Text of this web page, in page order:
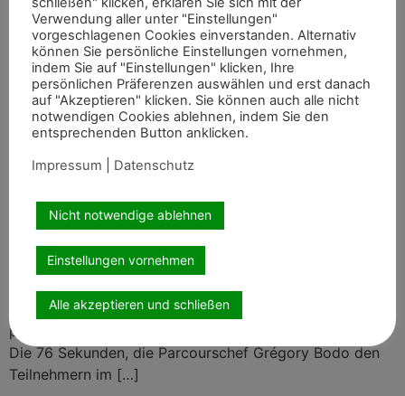
Die FEI hat die Liste der qualifizierten Nationen für die
League of Nations der Springreiter – vormals bekannt
als FEI-Nationenpreise – bekanntgegeben. Deutschland
ist dabei. Schweden ist raus, Brasilien drin. […]
Französisches Trio toppt
Spring-Weltcup in Lyon
Frankreichs Springreiter wussten den Heimvorteil bei
der Weltcup-Etappe in Lyon für sich zu nutzen. Einziger
platzierter Deutscher: Vorjahressieger Richard Vogel.
Die 76 Sekunden, die Parcourschef Grégory Bodo den
Teilnehmern im […]
Verwendung aller unter "Einstellungen"
vorgeschlagenen Cookies einverstanden. Alternativ
können Sie persönliche Einstellungen vornehmen,
indem Sie auf "Einstellungen" klicken, Ihre
persönlichen Präferenzen auswählen und erst danach
auf "Akzeptieren" klicken. Sie können auch alle nicht
notwendigen Cookies ablehnen, indem Sie den
entsprechenden Button anklicken.
Impressum
Datenschutz
Nicht notwendige ablehnen
Einstellungen vornehmen
Alle akzeptieren und schließen